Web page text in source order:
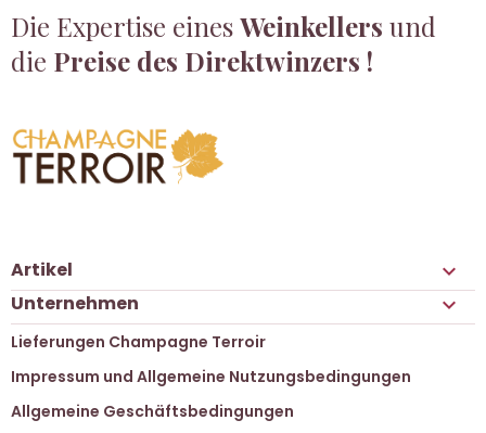
Die Expertise einesWeinkellers und
die Preise des Direktwinzers !
Artikel 
Unternehmen 
Lieferungen Champagne Terroir
Impressum und Allgemeine Nutzungsbedingungen
Allgemeine Geschäftsbedingungen